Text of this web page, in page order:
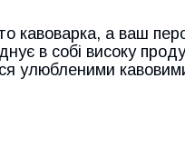
кавоварка, а ваш
в собі високу
улюбленими